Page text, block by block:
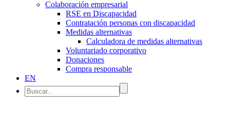
Colaboración empresarial
RSE en Discapacidad
Contratación personas con discapacidad
Medidas alternativas
Calculadora de medidas alternativas
Voluntariado corporativo
Donaciones
Compra responsable
EN